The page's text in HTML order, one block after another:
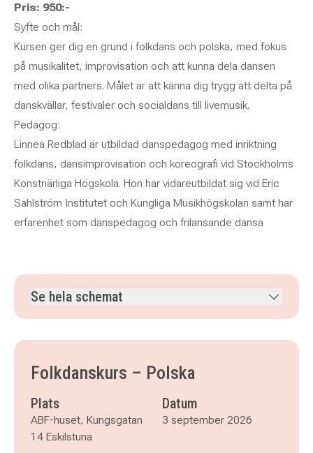
Pris: 950:-
Syfte och mål:
Kursen ger dig en grund i folkdans och polska, med fokus
på musikalitet, improvisation och att kunna dela dansen
med olika partners. Målet är att känna dig trygg att delta på
danskvällar, festivaler och socialdans till livemusik.
Pedagog:
Linnea Redblad är utbildad danspedagog med inriktning
folkdans, dansimprovisation och koreografi vid Stockholms
Konstnärliga Högskola. Hon har vidareutbildat sig vid Eric
Sahlström Institutet och Kungliga Musikhögskolan samt har
erfarenhet som danspedagog och frilansande dansa
Se hela schemat
torsdag 17 september 2026
klockan 19.00–20.30
torsdag 24 september 2026klockan 19.00–20.30
torsdag 8 oktober 2026
klockan 19.00–20.30
torsdag 15 oktober 2026
klockan 19.00–20.30
torsdag 22 oktober 2026
klockan 19.00–20.30
Folkdanskurs – Polska
Plats
ABF-huset, Kungsgatan
14 Eskilstuna
Datum
3 september 2026